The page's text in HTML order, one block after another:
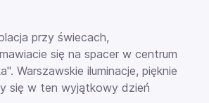
przy świecach,
się na spacer w centrum
Warszawskie iluminacje, pięknie
się w ten wyjątkowy dzień